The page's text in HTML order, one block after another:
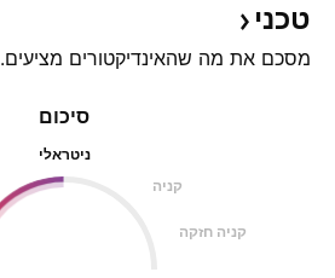
טכני
מסכם את מה שהאינדיקטורים מציעים.
סיכום
ניטראלי
קניה
קניה חזקה